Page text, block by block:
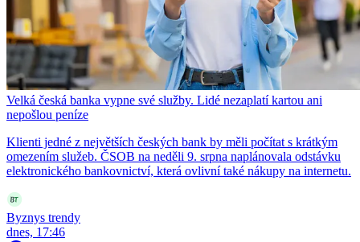
Velká česká banka vypne své služby. Lidé nezaplatí kartou ani
nepošlou peníze
Klienti jedné z největších českých bank by měli počítat s krátkým
omezením služeb. ČSOB na neděli 9. srpna naplánovala odstávku
elektronického bankovnictví, která ovlivní také nákupy na internetu.
Byznys trendy
dnes, 17:46